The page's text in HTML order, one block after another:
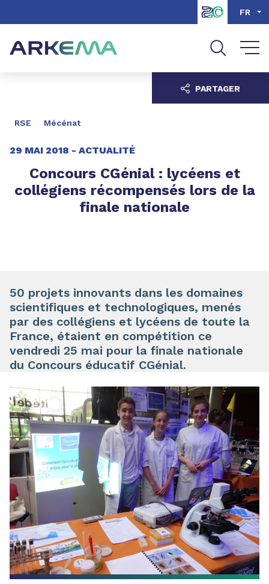
Aller à la recherche
FR
RSE Mécénat
29 MAI 2018 - ACTUALITÉ
Concours CGénial : lycéens et
collégiens récompensés lors de la
finale nationale
PARTAGER
50 projets innovants dans les domaines
scientifiques et technologiques, menés
par des collégiens et lycéens de toute la
France, étaient en compétition ce
vendredi 25 mai pour la finale nationale
du Concours éducatif CGénial.